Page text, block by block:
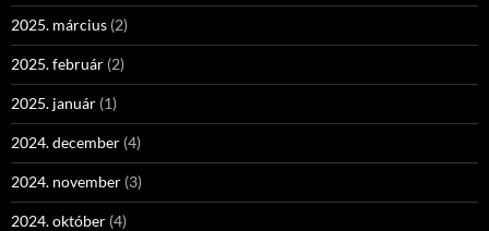
2025. március (2)
2025. február (2)
2025. január (1)
2024. december (4)
2024. november (3)
2024. október (4)